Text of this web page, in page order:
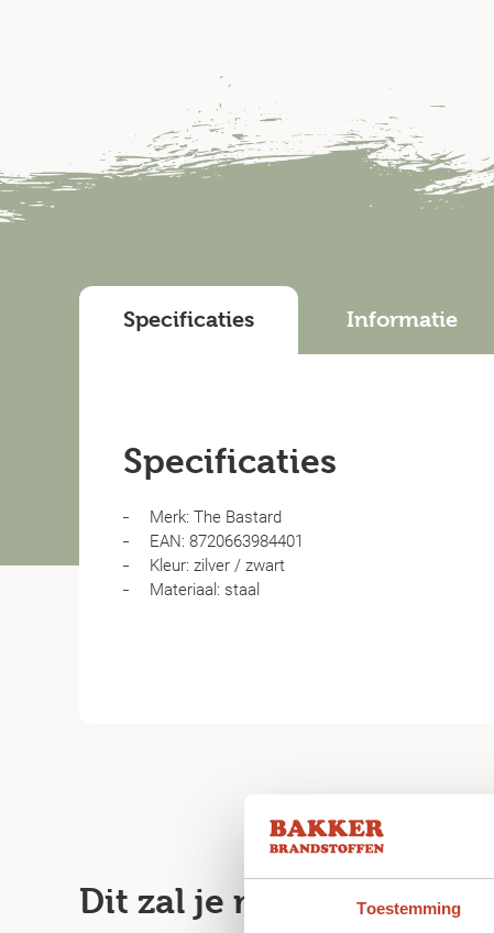
Toestemming
Specificaties Informatie
Specificaties
Merk: The Bastard
EAN: 8720663984401
Kleur: zilver / zwart
Materiaal: staal
Dit zal je misschien ook